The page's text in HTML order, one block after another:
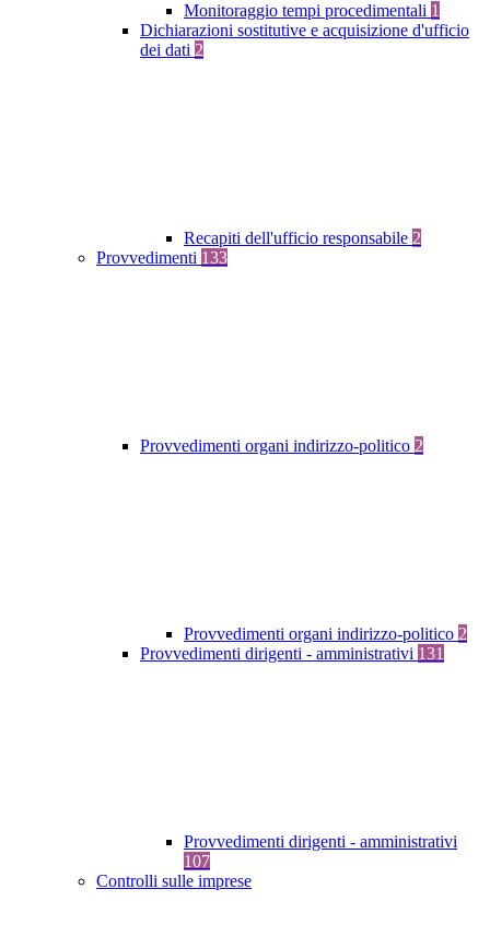
Monitoraggio tempi procedimentali 1
Dichiarazioni sostitutive e acquisizione d'ufficio
dei dati 2
Recapiti dell'ufficio responsabile 2
Provvedimenti 133
Provvedimenti organi indirizzo-politico 2
Provvedimenti organi indirizzo-politico 2
Provvedimenti dirigenti - amministrativi 131
Provvedimenti dirigenti - amministrativi
107
Controlli sulle imprese